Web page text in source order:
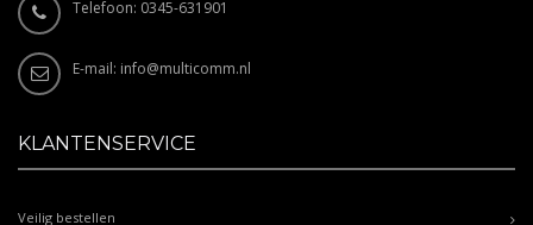
Telefoon: 0345-631901
E-mail: info@multicomm.nl
KLANTENSERVICE
Veilig bestellen